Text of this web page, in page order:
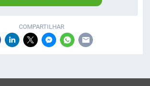
COMPARTILHAR